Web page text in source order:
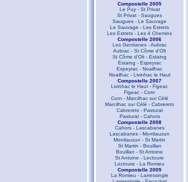
Compostelle 2005
Le Puy - St Privat
St Privat - Saugues
Saugues - Le Sauvage
Le Sauvage - Les Estrets
Les Estrets - Les 4 Chemins
Compostelle 2006
Les Gentianes - Aubrac
Aubrac - St Côme d'Olt
St Côme d'Olt - Estaing
Estaing - Espeyrac
Espeyrac - Noailhac
Noailhac - Livinhac le Haut
Compostelle 2007
Livinhac le Haut - Figeac
Figeac - Corn
Corn - Marcilhac sur Célé
Marcilhac sur Célé - Cabrerets
Cabrerets - Pasturat
Pasturat - Cahors
Compostelle 2008
Cahors - Lascabanes
Lascabanes - Montlauzun
Montlauzun - St Martin
St Martin - Bouillan
Bouillan - St Antoine
St Antoine - Lectoure
Lectoure - La Romieu
Compostelle 2009
La Romieu - Larressingle